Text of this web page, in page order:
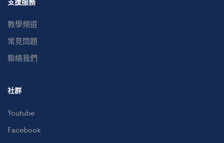
教學頻道
常見問題
聯絡我們
社群
Youtube
Facebook